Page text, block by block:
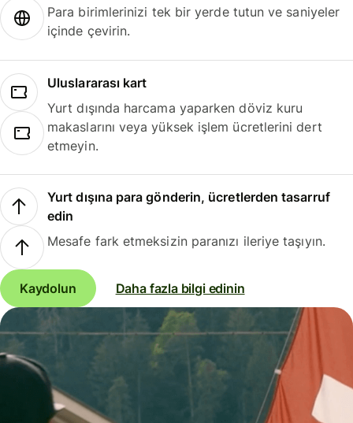
Para birimlerinizi tek bir yerde tutun ve saniyeler
içinde çevirin.
Uluslararası kart
Yurt dışında harcama yaparken döviz kuru
makaslarını veya yüksek işlem ücretlerini dert
etmeyin.
Yurt dışına para gönderin, ücretlerden tasarruf
edin
Mesafe fark etmeksizin paranızı ileriye taşıyın.
Kaydolun Daha fazla bilgi edinin